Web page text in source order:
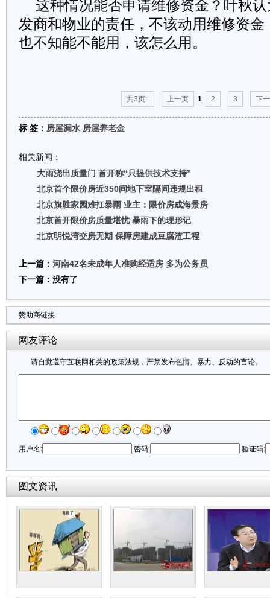
这种情况能否申请维修资金？叶秋认
发商和物业的责任，不该动用维修资
也不知能不能用，该怎么用。
共3页: 上一页 1 2 3 下
标 签： 房屋漏水 房屋养老金
相关新闻：
大雨浇出质量门 首开称“只提供技术支持”
北京首个限价房近350间地下室隔间违规出租
北京旗胜家园难扛暴雨 业主：限价房成海景房
北京首开限价房质量堪忧 暴雨下的现形记
北京明悦湾交房无期 保障房建成豆腐渣工程
上一篇： 河南42名未成年人准购经适房 多为公务员
下一篇：没有了
赞助商链接
网友评论
请自觉遵守互联网相关的政策法规，严禁发布色情、暴力、反动的言论。
用户名: 密码: 验证码:
图文资讯